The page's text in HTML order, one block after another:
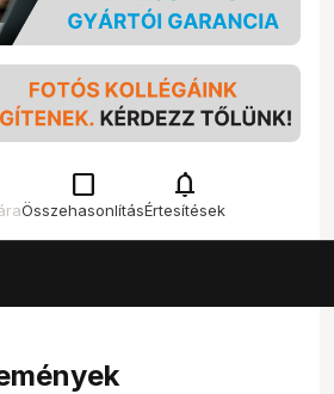
check_box_outline_blank
Összehasonlítás
notifications
Értesítések